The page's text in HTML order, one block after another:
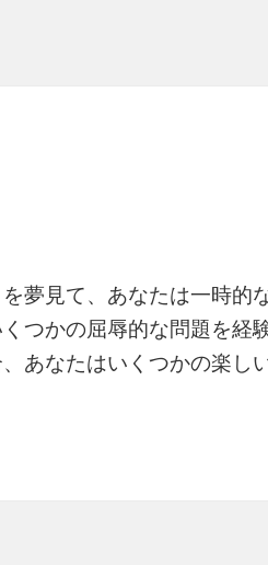
夢見て、あなたは一時的
つかの屈辱的な問題を経
あなたはいくつかの楽し